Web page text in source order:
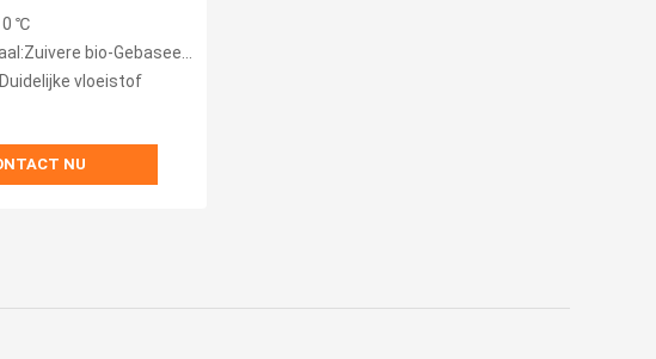
van covid-19
℃
Gebaseerde PCMs-ingekapseld HDPE
vloeistof
NU